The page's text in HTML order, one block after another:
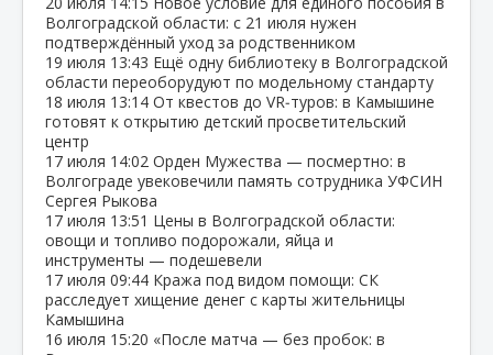
Волгоградской области: с 21 июля нужен
подтверждённый уход за родственником
19 июля 13:43 Ещё одну библиотеку в Волгоградской
области переоборудуют по модельному стандарту
18 июля 13:14 От квестов до VR‑туров: в Камышине
готовят к открытию детский просветительский
центр
17 июля 14:02 Орден Мужества — посмертно: в
Волгограде увековечили память сотрудника УФСИН
Сергея Рыкова
17 июля 13:51 Цены в Волгоградской области:
овощи и топливо подорожали, яйца и
инструменты — подешевели
17 июля 09:44 Кража под видом помощи: СК
расследует хищение денег с карты жительницы
Камышина
16 июля 15:20 «После матча — без пробок: в